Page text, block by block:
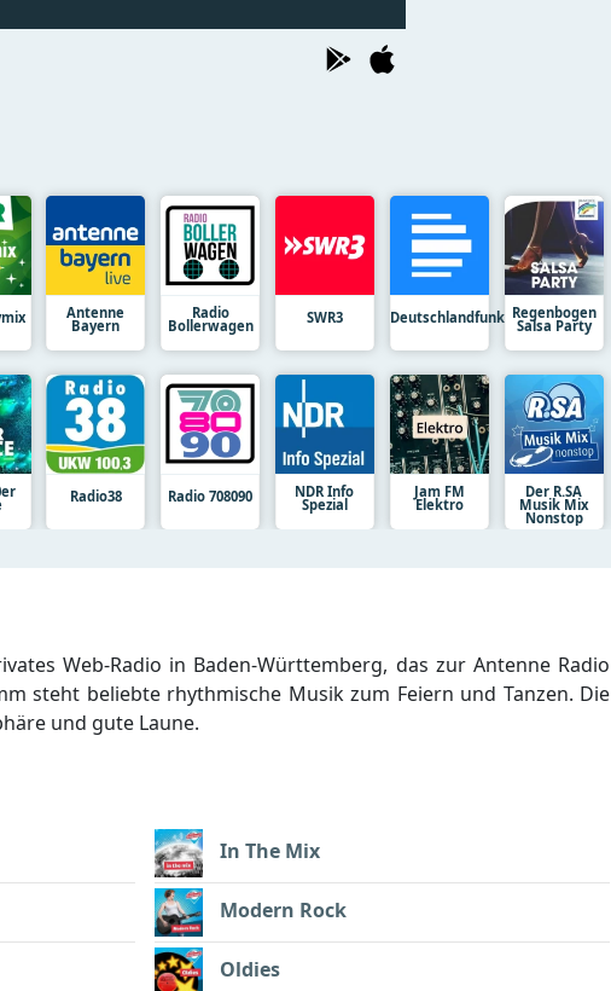
Antenne
Bayern
Radio
Bollerwagen SWR3 Deutschlandfunk Regenbogen
Salsa Party
Radio38 Radio 708090 NDR Info
Spezial
Jam FM
Elektro
Der R.SA
Musik Mix
Nonstop
Web-Radio in Baden-Württemberg, das zur Antenne Radio
steht beliebte rhythmische Musik zum Feiern und Tanzen. Die
und gute Laune.
In The Mix
Modern Rock
Oldies